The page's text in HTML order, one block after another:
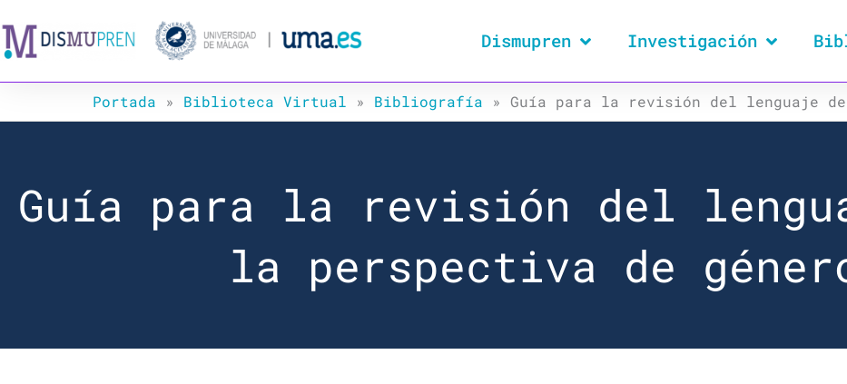
al
contenido
Dismupren Investigación
Portada » Biblioteca Virtual » Bibliografía » Guía para la revisión del lenguaje
Guía para la revisión del
la perspectiva de